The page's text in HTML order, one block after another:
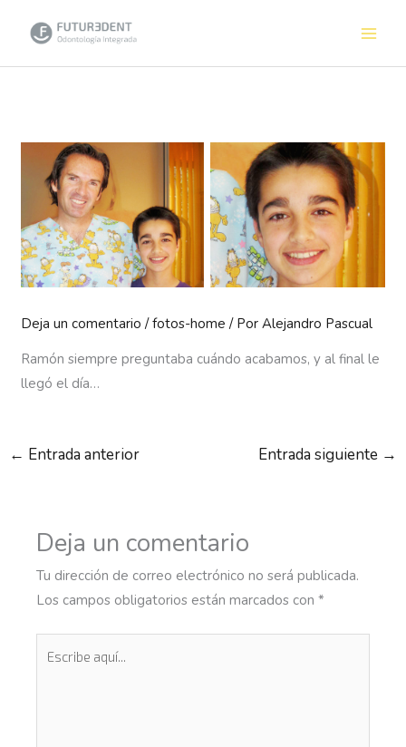
Deja un comentario /fotos-home / PorAlejandro Pascual
Ramón siempre preguntaba cuándo acabamos, y al final le
llegó el día…
← Entrada anterior Entrada siguiente →
Deja un comentario
Tu dirección de correo electrónico no será publicada.
Los campos obligatorios están marcados con*